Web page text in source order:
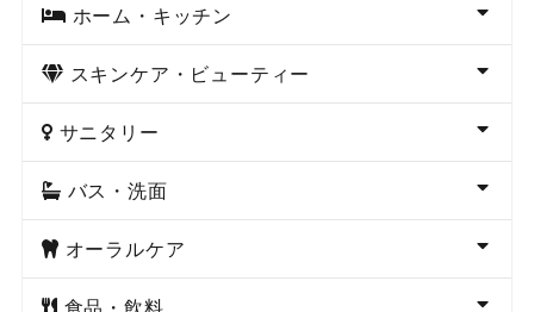
ホーム・キッチン
スキンケア・ビューティー
サニタリー
バス・洗面
オーラルケア